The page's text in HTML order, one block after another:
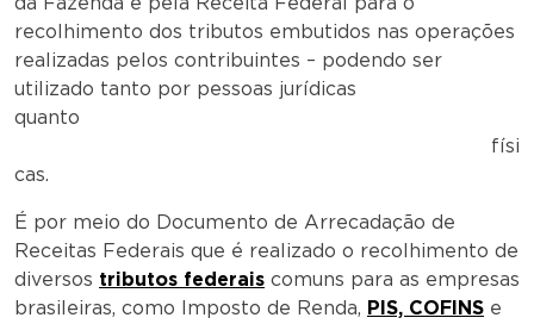
recolhimento dos tributos embutidos nas operações
realizadas pelos contribuintes – podendo ser
utilizado tanto por pessoas jurídicas
quanto
físi
cas.
É por meio do Documento de Arrecadação de
Receitas Federais que é realizado o recolhimento de
diversos tributos federais comuns para as empresas
brasileiras, como Imposto de Renda, PIS, COFINS e